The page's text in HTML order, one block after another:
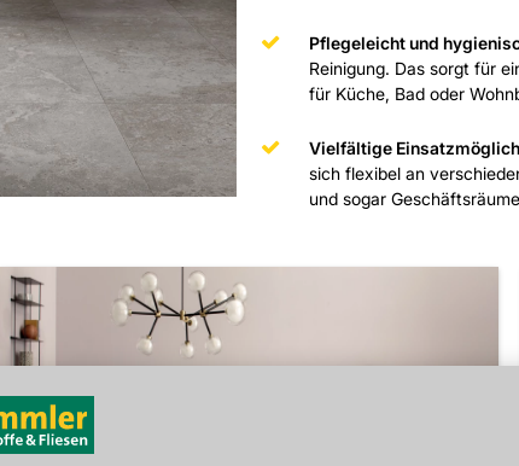
Pflegeleicht und
Reinigung. Das sorgt für
für Küche, Bad oder
Vielfältige
sich flexibel an
und sogar